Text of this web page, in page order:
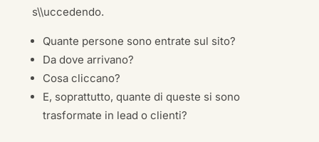
s\\uccedendo.
Quante persone sono entrate sul sito?
Da dove arrivano?
Cosa cliccano?
E, soprattutto, quante di queste si sono
trasformate in lead o clienti?